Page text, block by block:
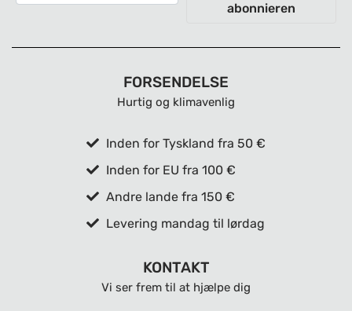
abonnieren
FORSENDELSE
Hurtig og klimavenlig
Inden for Tyskland fra 50 €
Inden for EU fra 100 €
Andre lande fra 150 €
Levering mandag til lørdag
KONTAKT
Vi ser frem til at hjælpe dig